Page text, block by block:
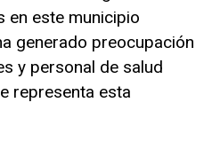
en este municipio
generado preocupación
y personal de salud
representa esta